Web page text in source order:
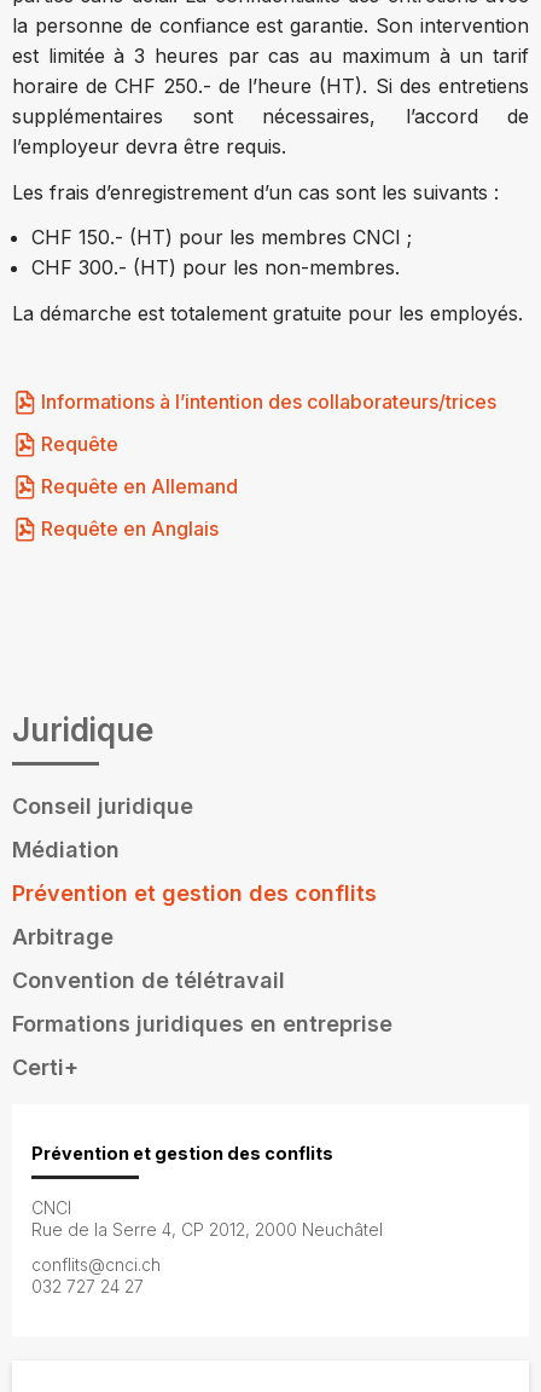
Juridique
Conseil juridique
Médiation
Prévention et gestion des conflits
Arbitrage
Convention de télétravail
Formations juridiques en entreprise
Certi+
Prévention et gestion des conflits
CNCI
Rue de la Serre 4, CP 2012, 2000 Neuchâtel
conflits@cnci.ch
032 727 24 27
la personne de confiance est garantie. Son intervention
est limitée à 3 heures par cas au maximum à un tarif
horaire de CHF 250.- de l’heure (HT). Si des entretiens
supplémentaires sont nécessaires, l’accord de
l’employeur devra être requis.
Les frais d’enregistrement d’un cas sont les suivants :
CHF 150.- (HT) pour les membres CNCI ;
CHF 300.- (HT) pour les non-membres.
La démarche est totalement gratuite pour les employés.
Informations à l’intention des collaborateurs/trices
Requête
Requête en Allemand
Requête en Anglais